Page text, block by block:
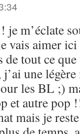
m’éclate
vais aimer
de tout ce
une
les BL ;)
et autre pop
mais je